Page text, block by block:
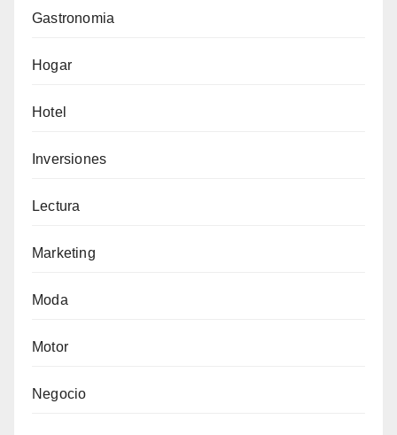
Gastronomia
Hogar
Hotel
Inversiones
Lectura
Marketing
Moda
Motor
Negocio